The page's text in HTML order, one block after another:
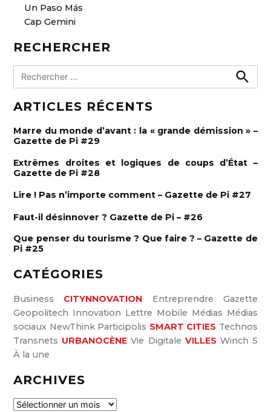
Un Paso Más
Cap Gemini
RECHERCHER
e
h
e
r
h
r
R
r
c
r
ARTICLES RÉCENTS
Marre du monde d’avant : la « grande démission » –
Gazette de Pi #29
Extrêmes droites et logiques de coups d’État –
Gazette de Pi #28
Lire ! Pas n’importe comment – Gazette de Pi #27
Faut-il désinnover ? Gazette de Pi – #26
Que penser du tourisme ? Que faire ? – Gazette de
Pi #25
CATÉGORIES
Business CITYNNOVATION Entreprendre
Gazette
Geopolitech Innovation Lettre Mobile Médias Médias
sociaux NewThink Participolis SMART CITIES Technos
Transnets URBANOCÈNE Vie Digitale VILLES Winch 5
À la une
ARCHIVES
A